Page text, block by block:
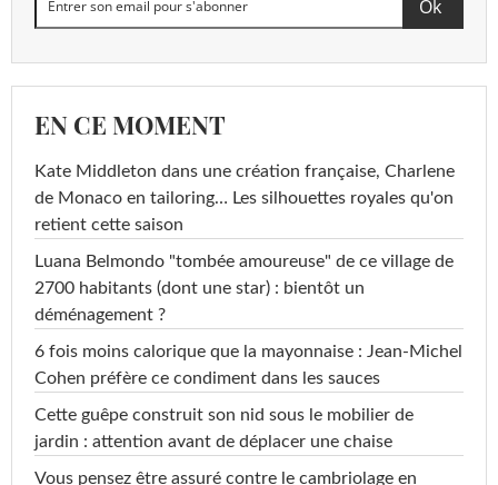
EN CE MOMENT
Kate Middleton dans une création française, Charlene
de Monaco en tailoring… Les silhouettes royales qu'on
retient cette saison
Luana Belmondo "tombée amoureuse" de ce village de
2700 habitants (dont une star) : bientôt un
déménagement ?
6 fois moins calorique que la mayonnaise : Jean-Michel
Cohen préfère ce condiment dans les sauces
Cette guêpe construit son nid sous le mobilier de
jardin : attention avant de déplacer une chaise
Vous pensez être assuré contre le cambriolage en